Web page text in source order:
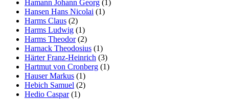
Hamann Johann Georg (1)
Hansen Hans Nicolai (1)
Harms Claus (2)
Harms Ludwig (1)
Harms Theodor(2)
Harnack Theodosius (1)
Härter Franz-Heinrich (3)
Hartmut von Cronberg (1)
Hauser Markus (1)
Hebich Samuel (2)
Hedio Caspar(1)